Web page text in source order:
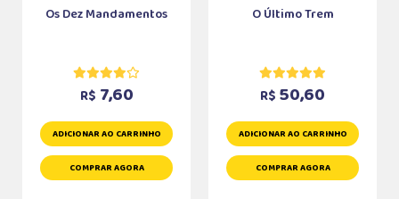
Os Dez Mandamentos
R$ 7,60
ADICIONAR AO CARRINHO
COMPRAR AGORA
O Último Trem
R$ 50,60
ADICIONAR AO CARRINHO
COMPRAR AGORA